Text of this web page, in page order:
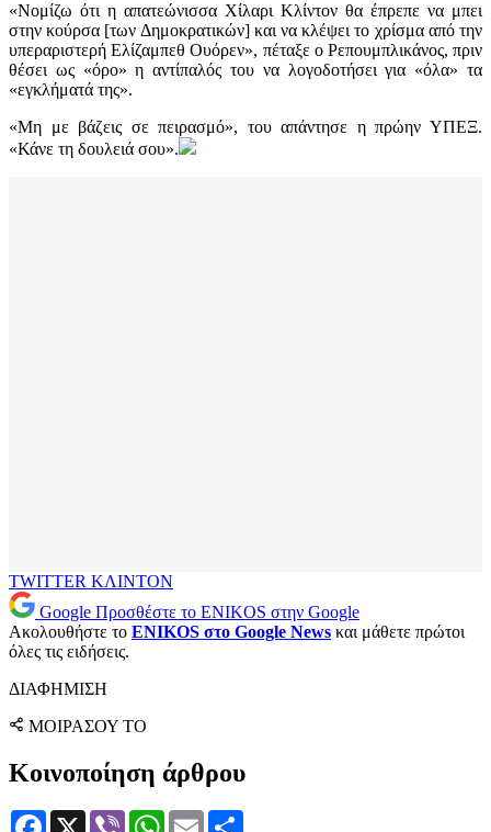
«Νομίζω ότι η απατεώνισσα Χίλαρι Κλίντον θα έπρεπε να μπει
στην κούρσα [των Δημοκρατικών] και να κλέψει το χρίσμα από την
υπεραριστερή Ελίζαμπεθ Ουόρεν», πέταξε ο Ρεπουμπλικάνος, πριν
θέσει ως «όρο» η αντίπαλός του να λογοδοτήσει για «όλα» τα
«εγκλήματά της».
«Μη με βάζεις σε πειρασμό», του απάντησε η πρώην ΥΠΕΞ.
«Κάνε τη δουλειά σου».
TWITTER ΚΛΙΝΤΟΝ
Google Προσθέστε το ENIKOS στην Google
Ακολουθήστε το ENIKOS στο Google News και μάθετε πρώτοι
όλες τις ειδήσεις.
ΔΙΑΦΗΜΙΣΗ
ΜΟΙΡΑΣΟΥ ΤΟ
Κοινοποίηση άρθρου
Facebook
X Viber WhatsApp
Email